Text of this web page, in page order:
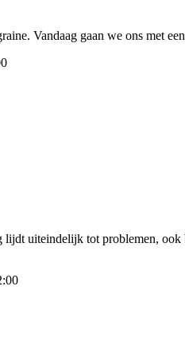
Vandaag gaan we ons met
uiteindelijk tot problemen,